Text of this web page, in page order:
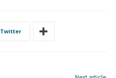
Twitter